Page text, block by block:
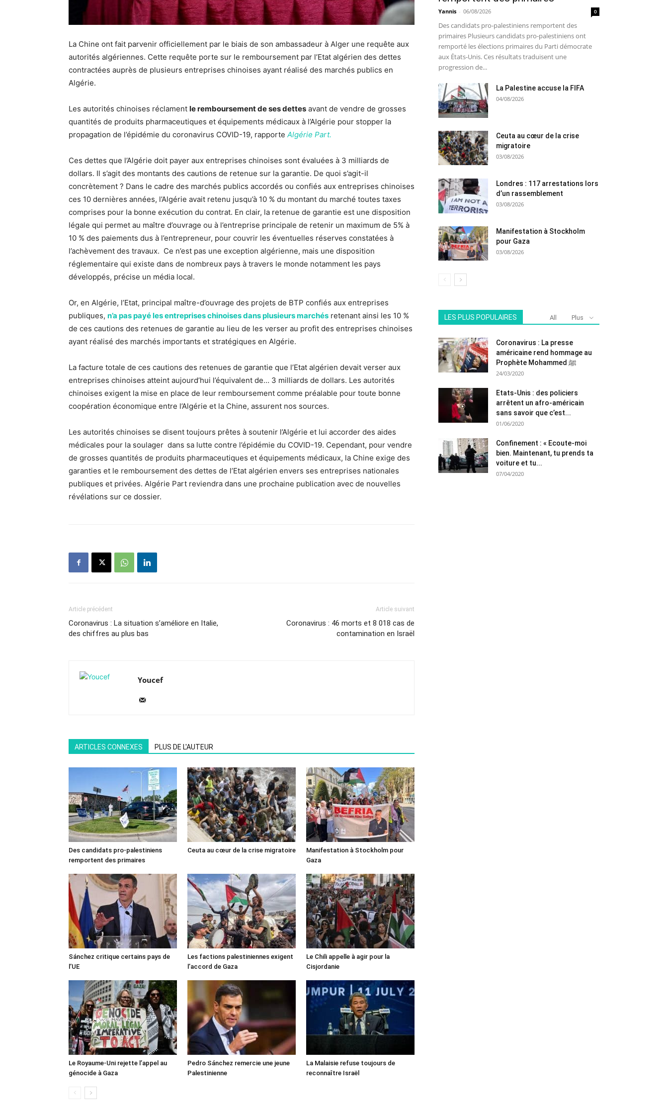
La Chine ont fait parvenir officiellement par le biais de son ambassadeur à Alger une requête aux
autorités algériennes. Cette requête porte sur le remboursement par l’Etat algérien des dettes
contractées auprès de plusieurs entreprises chinoises ayant réalisé des marchés publics en
Algérie.
Les autorités chinoises réclament le remboursement de ses dettes avant de vendre de grosses
quantités de produits pharmaceutiques et équipements médicaux à l’Algérie pour stopper la
propagation de l’épidémie du coronavirus COVID-19, rapporte Algérie Part.
Ces dettes que l’Algérie doit payer aux entreprises chinoises sont évaluées à 3 milliards de
dollars. Il s’agit des montants des cautions de retenue sur la garantie. De quoi s’agit-il
concrètement ? Dans le cadre des marchés publics accordés ou confiés aux entreprises chinoises
ces 10 dernières années, l’Algérie avait retenu jusqu’à 10 % du montant du marché toutes taxes
comprises pour la bonne exécution du contrat. En clair, la retenue de garantie est une disposition
légale qui permet au maître d’ouvrage ou à l’entreprise principale de retenir un maximum de 5% à
10 % des paiements dus à l’entrepreneur, pour couvrir les éventuelles réserves constatées à
l’achèvement des travaux. Ce n’est pas une exception algérienne, mais une disposition
réglementaire qui existe dans de nombreux pays à travers le monde notamment les pays
développés, précise un média local.
Or, en Algérie, l’Etat, principal maître-d’ouvrage des projets de BTP confiés aux entreprises
publiques, n’a pas payé les entreprises chinoises dans plusieurs marchés retenant ainsi les 10 %
de ces cautions des retenues de garantie au lieu de les verser au profit des entreprises chinoises
ayant réalisé des marchés importants et stratégiques en Algérie.
La facture totale de ces cautions des retenues de garantie que l’Etat algérien devait verser aux
entreprises chinoises atteint aujourd’hui l’équivalent de… 3 milliards de dollars. Les autorités
chinoises exigent la mise en place de leur remboursement comme préalable pour toute bonne
coopération économique entre l’Algérie et la Chine, assurent nos sources.
Les autorités chinoises se disent toujours prêtes à soutenir l’Algérie et lui accorder des aides
médicales pour la soulager dans sa lutte contre l’épidémie du COVID-19. Cependant, pour vendre
de grosses quantités de produits pharmaceutiques et équipements médicaux, la Chine exige des
garanties et le remboursement des dettes de l’Etat algérien envers ses entreprises nationales
publiques et privées. Algérie Part reviendra dans une prochaine publication avec de nouvelles
révélations sur ce dossier.
Article précédent
Coronavirus : La situation s’améliore en Italie,
des chiffres au plus bas
Article suivant
Coronavirus : 46 morts et 8 018 cas de
contamination en Israël
Youcef
ARTICLES CONNEXES PLUS DE L'AUTEUR
Des candidats pro-palestiniens
remportent des primaires
Ceuta au cœur de la crise migratoire
Manifestation à Stockholm pour
Gaza
Sánchez critique certains pays de
l’UE
Les factions palestiniennes exigent
l’accord de Gaza
Le Chili appelle à agir pour la
Cisjordanie
Le Royaume-Uni rejette l’appel au
génocide à Gaza
Pedro Sánchez remercie une jeune
Palestinienne
La Malaisie refuse toujours de
reconnaître Israël
Yannis - 06/08/2026 0
Des candidats pro-palestiniens remportent des
primaires Plusieurs candidats pro-palestiniens ont
remporté les élections primaires du Parti démocrate
aux États-Unis. Ces résultats traduisent une
progression de...
La Palestine accuse la FIFA
04/08/2026
Ceuta au cœur de la crise
migratoire
03/08/2026
Londres : 117 arrestations lors
d’un rassemblement
03/08/2026
Manifestation à Stockholm
pour Gaza
03/08/2026
LES PLUS POPULAIRES All Plus
Coronavirus : La presse
américaine rend hommage au
Prophète Mohammed ﷺ
24/03/2020
Etats-Unis : des policiers
arrêtent un afro-américain
sans savoir que c’est...
01/06/2020
Confinement : « Ecoute-moi
bien. Maintenant, tu prends ta
voiture et tu...
07/04/2020